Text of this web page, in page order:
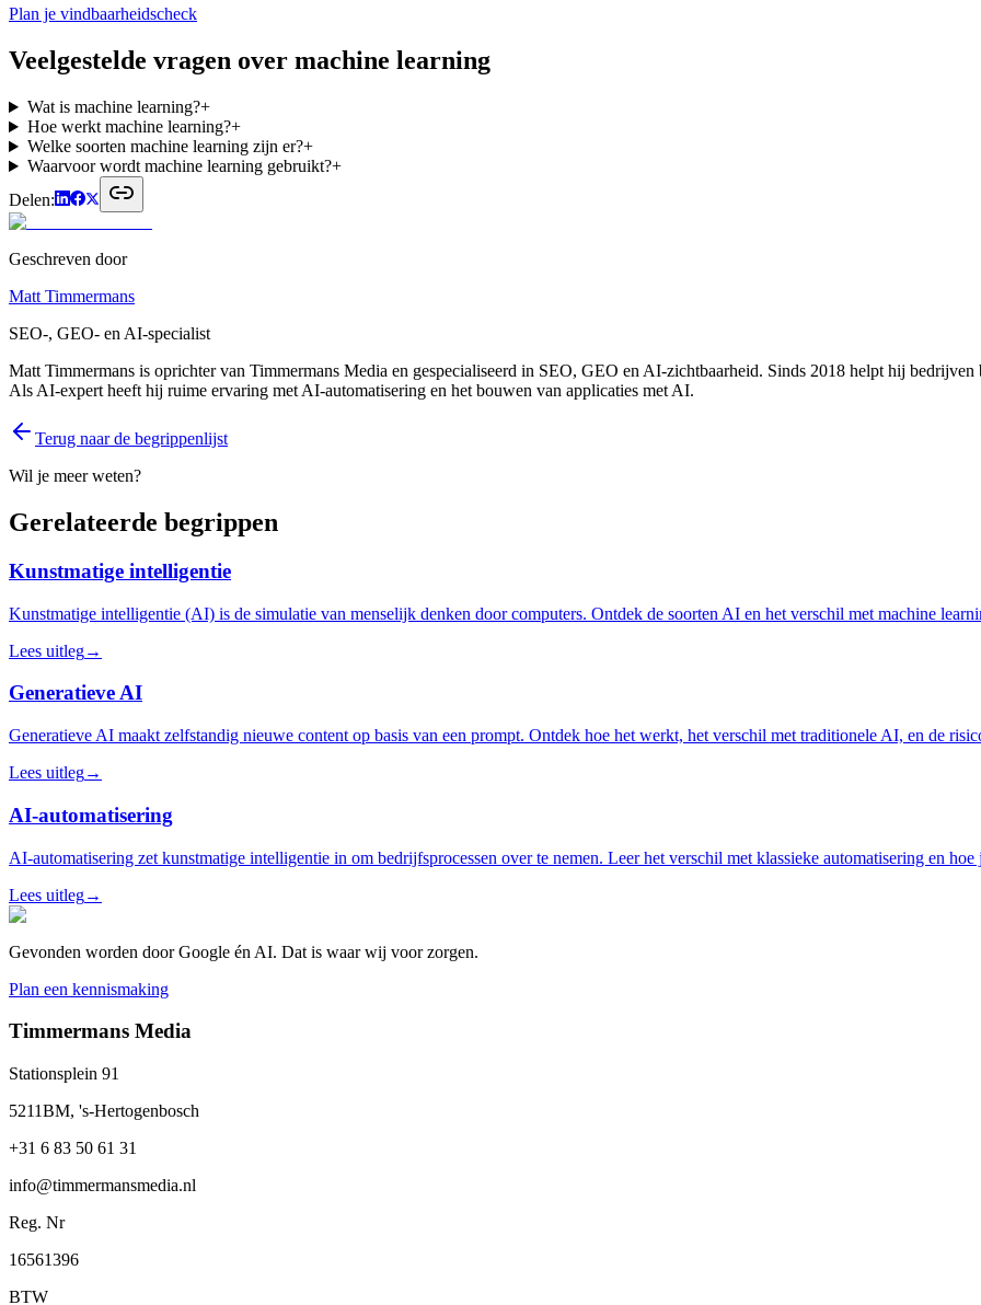
Plan je vindbaarheidscheck
Veelgestelde vragen over machine learning
Wat is machine learning?+
Hoe werkt machine learning?+
Welke soorten machine learning zijn er?+
Waarvoor wordt machine learning gebruikt?+
Delen:
Geschreven door
Matt Timmermans
SEO-, GEO- en AI-specialist
Matt Timmermans is oprichter van Timmermans Media en gespecialiseerd in SEO, GEO en AI-zichtbaarheid. Sinds 2018 helpt hij
Als AI-expert heeft hij ruime ervaring met AI-automatisering en het bouwen van applicaties met AI.
Terug naar de begrippenlijst
Wil je meer weten?
Gerelateerde begrippen
Kunstmatige intelligentie
Kunstmatige intelligentie (AI) is de simulatie van menselijk denken door computers. Ontdek de soorten AI en het verschil met machine
Lees uitleg→
Generatieve AI
Generatieve AI maakt zelfstandig nieuwe content op basis van een prompt. Ontdek hoe het werkt, het verschil met traditionele AI, en de
Lees uitleg→
AI-automatisering
AI-automatisering zet kunstmatige intelligentie in om bedrijfsprocessen over te nemen. Leer het verschil met klassieke automatisering en hoe
Lees uitleg→
Gevonden worden door Google én AI. Dat is waar wij voor zorgen.
Plan een kennismaking
Timmermans Media
Stationsplein 91
5211BM, 's-Hertogenbosch
+31 6 83 50 61 31
info@timmermansmedia.nl
Reg. Nr
16561396
BTW